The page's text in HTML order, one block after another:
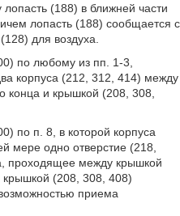
(188) в ближней части
лопасть (188) сообщается с
для воздуха.
по любому из пп. 1-3,
корпуса (212, 312, 414) между
конца и крышкой (208, 308,
по п. 8, в которой корпуса
мере одно отверстие (218,
проходящее между крышкой
крышкой (208, 308, 408)
приема